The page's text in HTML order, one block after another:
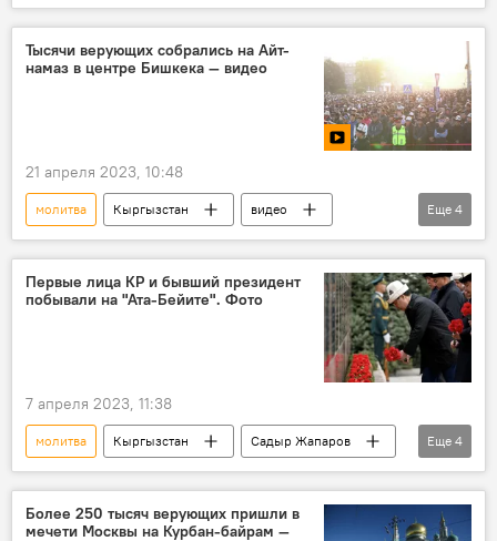
мечеть
Бишкек
Великая Отечественная война
Москва
Тысячи верующих собрались на Айт-
намаз в центре Бишкека — видео
21 апреля 2023, 10:48
молитва Кыргызстан
видео
Айт намаз
Орозо айт
праздник
Еще 4
Первые лица КР и бывший президент
побывали на "Ата-Бейите". Фото
7 апреля 2023, 11:38
молитва Кыргызстан
Садыр Жапаров
апрельские события
цветы
мемориальный комплекс "Ата-Бейит"
фото
Еще 4
Более 250 тысяч верующих пришли в
мечети Москвы на Курбан-байрам —